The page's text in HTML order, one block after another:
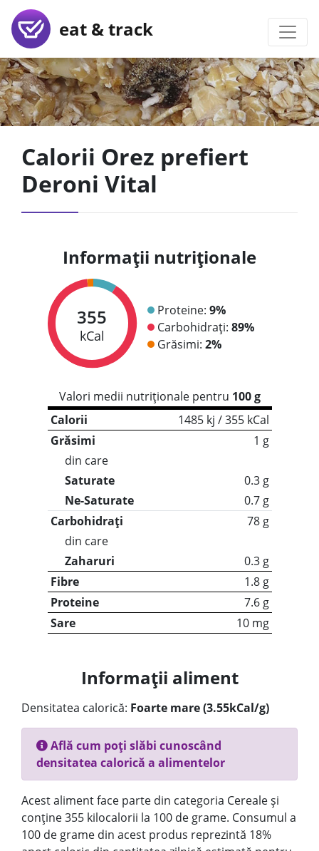
eat & track
Calorii Orez prefiert
Deroni Vital
Informații nutriționale
355
kCal
Proteine: 9%
Carbohidrați: 89%
Grăsimi: 2%
Valori medii nutriționale pentru 100 g
Calorii
1485 kj / 355 kCal
Grăsimi
1 g
din care
Saturate
0.3 g
Ne-Saturate
0.7 g
Carbohidrați
78 g
din care
Zaharuri
0.3 g
Fibre
1.8 g
Proteine
7.6 g
Sare
10 mg
Informații aliment
Densitatea calorică: Foarte mare (3.55kCal/g)
Află cum poți slăbi cunoscând
densitatea calorică a alimentelor
Acest aliment face parte din categoria Cereale și
conține 355 kilocalorii la 100 de grame. Consumul a
100 de grame din acest produs reprezintă 18%